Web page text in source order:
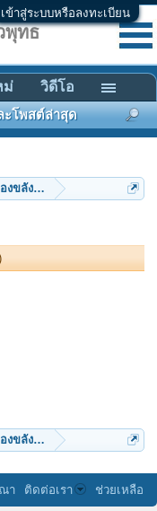
เข้าสู่ระบบหรือลงทะเบียน
ขลัง (๑๒)
ขลัง (๑๒)
พุทธ
ะโพสต์ล่าสุด
ม่ วิดีโอ
า ติดต่อเรา ช่วยเหลือ